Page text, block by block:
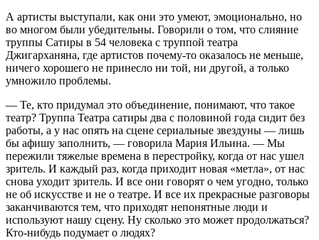
А артисты выступали, как они это умеют, эмоционально, но
во многом были убедительны. Говорили о том, что слияние
труппы Сатиры в 54 человека с труппой театра
Джигарханяна, где артистов почему-то оказалось не меньше,
ничего хорошего не принесло ни той, ни другой, а только
умножило проблемы.
— Те, кто придумал это объединение, понимают, что такое
театр? Труппа Театра сатиры два с половиной года сидит без
работы, а у нас опять на сцене сериальные звездуны — лишь
бы афишу заполнить, — говорила Мария Ильина. — Мы
пережили тяжелые времена в перестройку, когда от нас ушел
зритель. И каждый раз, когда приходит новая «метла», от нас
снова уходит зритель. И все они говорят о чем угодно, только
не об искусстве и не о театре. И все их прекрасные разговоры
заканчиваются тем, что приходят непонятные люди и
используют нашу сцену. Ну сколько это может продолжаться?
Кто-нибудь подумает о людях?